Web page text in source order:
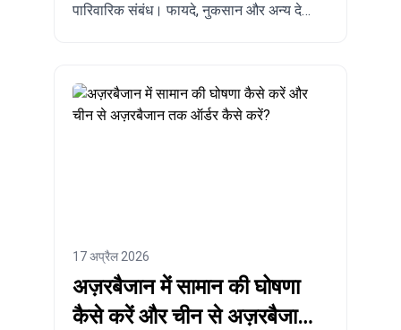
पारिवारिक संबंध। फायदे, नुकसान और अन्य देशों
17 अप्रैल 2026
अज़रबैजान में सामान की घोषणा
कैसे करें और चीन से अज़रबैजान